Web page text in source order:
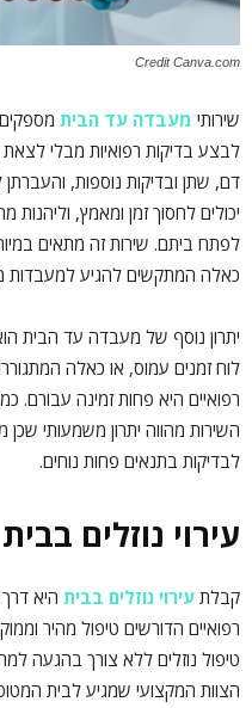
Credit Canva.com
שירותי מעבדה עד הבית מספקים
לבצע בדיקות רפואיות מבלי
דם, שתן ובדיקות נוספות,
יכולים לחסוך זמן ומאמץ,
לפתח ביתם. שירות זה מתאים
כאלה המתקשים להגיע למעבדות
יתרון נוסף של מעבדה עד הבית
לוח זמנים עמוס, או כאלה
רפואיים היא פחות זמינה עבורם.
השירות מהווה יתרון משמעותי
לבדיקות בתנאים פחות נוחים.
עירוי נוזלים בבית
קבלת עירוי נוזלים בבית היא
רפואיים הדורשים טיפול מהיר
טיפול נוזלים ללא צורך בהגעה
הצוות המקצועי שמגיע לבית